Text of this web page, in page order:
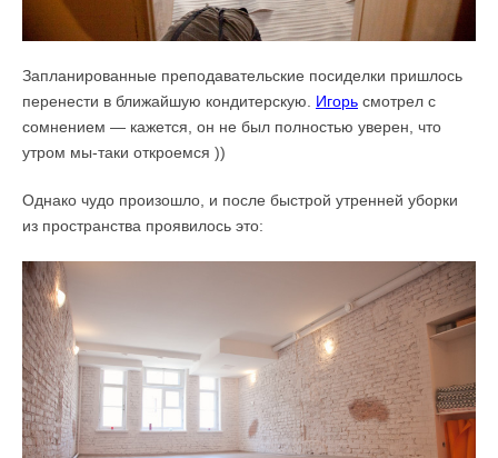
Запланированные преподавательские посиделки пришлось
перенести в ближайшую кондитерскую. Игорь смотрел с
сомнением — кажется, он не был полностью уверен, что
утром мы-таки откроемся ))
Однако чудо произошло, и после быстрой утренней уборки
из пространства проявилось это: